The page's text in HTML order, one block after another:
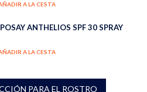
A LA CESTA
ANTHELIOS SPF 30 SPRAY
A LA CESTA
PARA EL ROSTRO